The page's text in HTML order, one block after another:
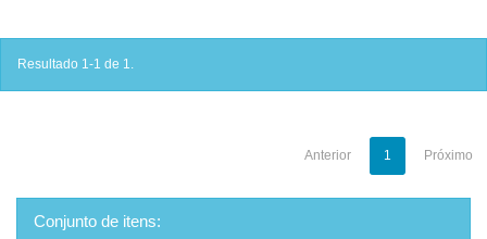
Resultado 1-1 de 1.
Anterior 1 Próximo
Conjunto de itens: